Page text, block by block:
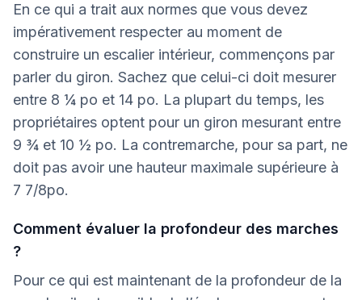
En ce qui a trait aux normes que vous devez
impérativement respecter au moment de
construire un escalier intérieur, commençons par
parler du giron. Sachez que celui-ci doit mesurer
entre 8 ¼ po et 14 po. La plupart du temps, les
propriétaires optent pour un giron mesurant entre
9 ¾ et 10 ½ po. La contremarche, pour sa part, ne
doit pas avoir une hauteur maximale supérieure à
7 7/8po.
Comment évaluer la profondeur des marches
?
Pour ce qui est maintenant de la profondeur de la